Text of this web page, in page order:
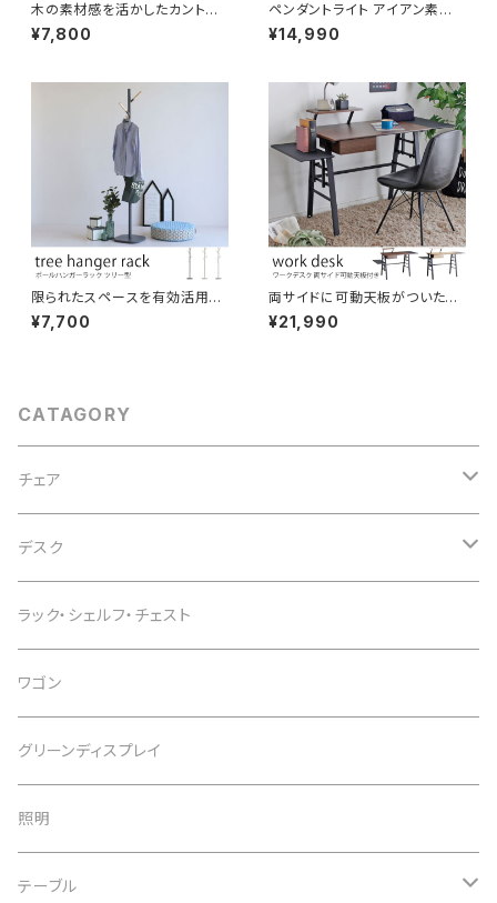
木の素材感を活かしたカントリ
ー調スツール ハイスツール 丸
椅子 カウンターチェア カフェ風
チンカウンター 玄関 丁寧な暮ら
¥7,800
ペンダントライト アイアン素材
星型 ヘキサゴン 電球付き 吊り
下げ照明 天井照明 コード長さ
照明 おしゃれ 北欧 演出用品
¥14,990
限られたスペースを有効活用。
省スペース設計のおしゃれなハ
ンガーラック ツリー型 スモーキ
¥7,700
両サイドに可動天板がついたワ
ークデスク 広い作業スペース
机上ラック＆引き出し付き 作業
¥21,990
CATAGORY
チェア
オフィスチェア
インテリアチェア
カウンターチェア
スツール
デスク
デスク
スタンディングデスク
デスクワゴン
デスク周辺用品
子供用デスク
ラック・シェルフ・チェスト
ワゴン
グリーンディスプレイ
照明
テーブル